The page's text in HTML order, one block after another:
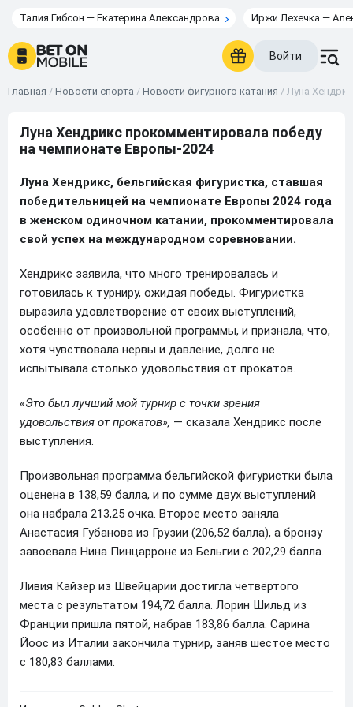
Талия Гибсон — Екатерина Александрова Иржи Лехечка —
Войти
Главная / Новости спорта / Новости фигурного катания / Луна
Луна Хендрикс прокомментировала победу
на чемпионате Европы-2024
Луна Хендрикс, бельгийская фигуристка, ставшая
победительницей на чемпионате Европы 2024 года
в женском одиночном катании, прокомментировала
свой успех на международном соревновании.
Хендрикс заявила, что много тренировалась и
готовилась к турниру, ожидая победы. Фигуристка
выразила удовлетворение от своих выступлений,
особенно от произвольной программы, и признала, что,
хотя чувствовала нервы и давление, долго не
испытывала столько удовольствия от прокатов.
«Это был лучший мой турнир с точки зрения
удовольствия от прокатов», — сказала Хендрикс после
выступления.
Произвольная программа бельгийской фигуристки была
оценена в 138,59 балла, и по сумме двух выступлений
она набрала 213,25 очка. Второе место заняла
Анастасия Губанова из Грузии (206,52 балла), а бронзу
завоевала Нина Пинцарроне из Бельгии с 202,29 балла.
Ливия Кайзер из Швейцарии достигла четвёртого
места с результатом 194,72 балла. Лорин Шильд из
Франции пришла пятой, набрав 183,86 балла. Сарина
Йоос из Италии закончила турнир, заняв шестое место
с 180,83 баллами.